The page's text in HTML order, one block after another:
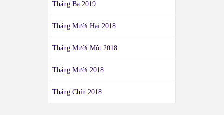
Tháng Ba 2019
Tháng Mười Hai 2018
Tháng Mười Một 2018
Tháng Mười 2018
Tháng Chín 2018